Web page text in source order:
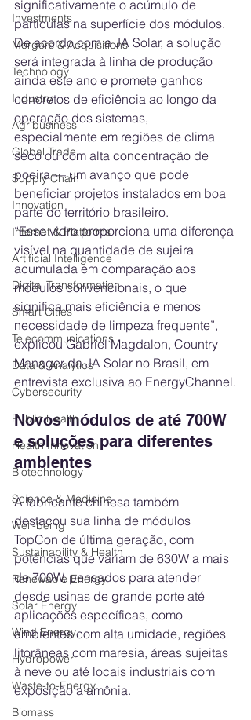
Investments
Mergers & Acquisitions
Technology
Industry
Agribusiness
Global Trade
Supply Chain
Innovation
Internet & Platforms
Artificial Intelligence
Digital Transformation
Smart Cities
Telecommunications
Data & Analytics
Cybersecurity
Public Health
Health Innovation
Biotechnology
Science & Medicine
Well-being
Sustainability & Health
Renewable Energy
Solar Energy
Wind Energy
Hydropower
Waste-to-Energy
Biomass
significativamente o acúmulo de
partículas na superfície dos módulos.
De acordo com a JA Solar, a solução
será integrada à linha de produção
ainda este ano e promete ganhos
concretos de eficiência ao longo da
operação dos sistemas,
especialmente em regiões de clima
seco ou com alta concentração de
poeira — um avanço que pode
beneficiar projetos instalados em boa
parte do território brasileiro.
“Esse vidro proporciona uma diferença
visível na quantidade de sujeira
acumulada em comparação aos
módulos convencionais, o que
significa mais eficiência e menos
necessidade de limpeza frequente”,
explicou Gabriel Magdalon, Country
Manager da JA Solar no Brasil, em
entrevista exclusiva ao EnergyChannel.
Novos módulos de até 700W
e soluções para diferentes
ambientes
A fabricante chinesa também
destacou sua linha de módulos
TopCon de última geração, com
potências que variam de 630W a mais
de 700W, pensados para atender
desde usinas de grande porte até
aplicações específicas, como
ambientes com alta umidade, regiões
litorâneas com maresia, áreas sujeitas
à neve ou até locais industriais com
exposição a amônia.